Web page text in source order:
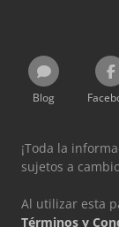
Blog
¡Toda la
sujetos a
Al utilizar esta
Términos y